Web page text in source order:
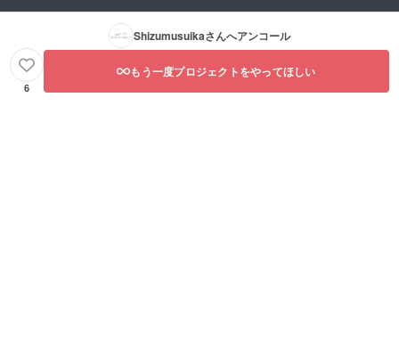
Shizumusuikaさんへアンコール
6
もう一度プロジェクトをやってほしい